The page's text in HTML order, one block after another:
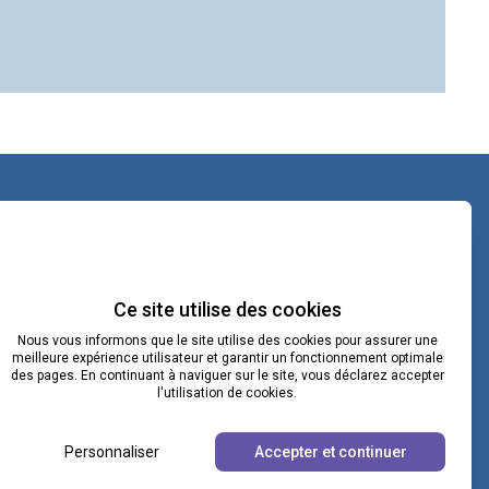
La page Linkedin de La Coop CNV
Notre chaîne Webikeo
Ce site utilise des cookies
Nous vous informons que le site utilise des cookies pour assurer une
meilleure expérience utilisateur et garantir un fonctionnement optimale
des pages. En continuant à naviguer sur le site, vous déclarez accepter
l'utilisation de cookies.
Accepter et continuer
Personnaliser